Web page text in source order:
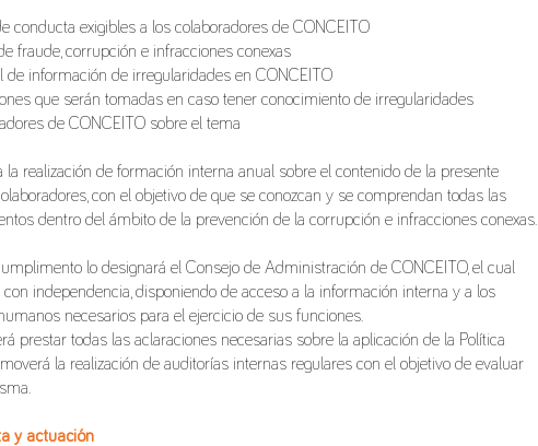
conducta exigibles a los colaboradores de CONCEITO
fraude, corrupción e infracciones conexas
de información de irregularidades en CONCEITO
que serán tomadas en caso tener conocimiento de irregularidades
de CONCEITO sobre el tema
la realización de formación interna anual sobre el contenido de la presente
con el objetivo de que se conozcan y se comprendan todas las
dentro del ámbito de la prevención de la corrupción e infracciones conexas.
lo designará el Consejo de Administración de CONCEITO, el cual
independencia, disponiendo de acceso a la información interna y a los
necesarios para el ejercicio de sus funciones.
prestar todas las aclaraciones necesarias sobre la aplicación de la Política
la realización de auditorías internas regulares con el objetivo de evaluar
y actuación